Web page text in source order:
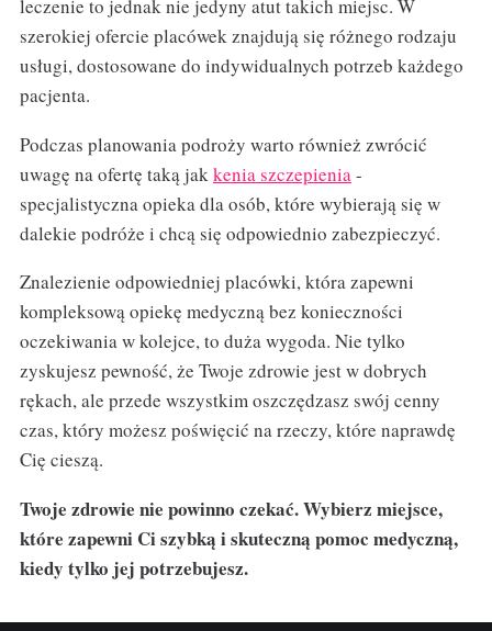
leczenie to jednak nie jedyny atut takich miejsc. W
szerokiej ofercie placówek znajdują się różnego rodzaju
usługi, dostosowane do indywidualnych potrzeb każdego
pacjenta.
Podczas planowania podroży warto również zwrócić
uwagę na ofertę taką jak kenia szczepienia -
specjalistyczna opieka dla osób, które wybierają się w
dalekie podróże i chcą się odpowiednio zabezpieczyć.
Znalezienie odpowiedniej placówki, która zapewni
kompleksową opiekę medyczną bez konieczności
oczekiwania w kolejce, to duża wygoda. Nie tylko
zyskujesz pewność, że Twoje zdrowie jest w dobrych
rękach, ale przede wszystkim oszczędzasz swój cenny
czas, który możesz poświęcić na rzeczy, które naprawdę
Cię cieszą.
Twoje zdrowie nie powinno czekać. Wybierz miejsce,
które zapewni Ci szybką i skuteczną pomoc medyczną,
kiedy tylko jej potrzebujesz.